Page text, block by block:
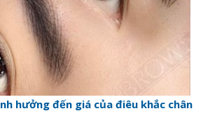
hưởng đến giá của điêu khắc chân